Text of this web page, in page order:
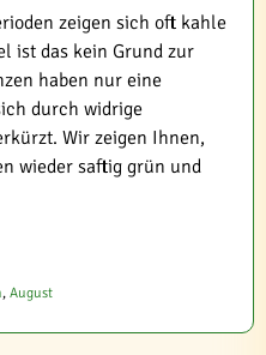
zeigen sich oft kahle
ist das kein Grund zur
haben nur eine
durch widrige
Wir zeigen Ihnen,
wieder saftig grün und
, August